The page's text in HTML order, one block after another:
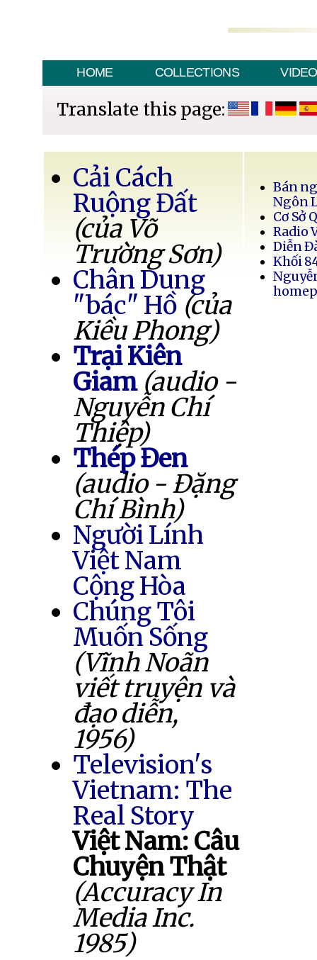
HOME COLLECTIONS VIDEO
Translate this page:
Cải Cách
Ruộng Đất
(của Võ
Trường Sơn)
Chân Dung
"bác" Hồ (của
Kiều Phong)
Trại Kiên
Giam (audio -
Nguyễn Chí
Thiệp)
Thép Đen
(audio - Đặng
Chí Bình)
Người Lính
Việt Nam
Cộng Hòa
Chúng Tôi
Muốn Sống
(Vĩnh Noãn
viết truyện và
đạo diễn,
1956)
Television's
Vietnam: The
Real Story
Việt Nam: Câu
Chuyện Thật
(Accuracy In
Media Inc.
1985)
Bán
Ngôn
Cơ Sở
Radio
Diễn
Khối